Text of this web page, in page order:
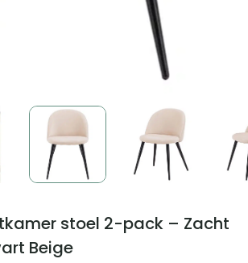
stoel 2-pack – Zacht
Beige